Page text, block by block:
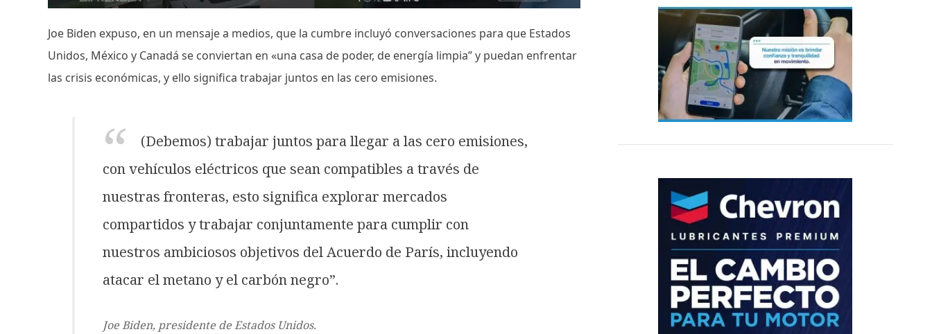
Joe Biden expuso, en un mensaje a medios, que la cumbre incluyó conversaciones para que Estados
Unidos, México y Canadá se conviertan en «una casa de poder, de energía limpia” y puedan enfrentar
las crisis económicas, y ello significa trabajar juntos en las cero emisiones.
(Debemos) trabajar juntos para llegar a las cero emisiones,
con vehículos eléctricos que sean compatibles a través de
nuestras fronteras, esto significa explorar mercados
compartidos y trabajar conjuntamente para cumplir con
nuestros ambiciosos objetivos del Acuerdo de París, incluyendo
atacar el metano y el carbón negro”.
Joe Biden, presidente de Estados Unidos.